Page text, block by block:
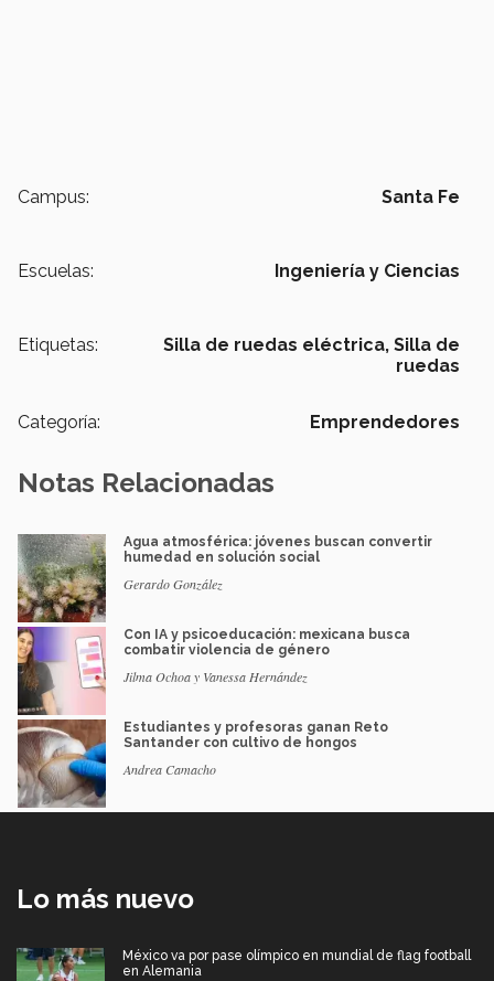
Campus: Santa Fe
Escuelas: Ingeniería y Ciencias
Etiquetas: Silla de ruedas eléctrica, Silla de
ruedas
Categoría: Emprendedores
Notas Relacionadas
Agua atmosférica: jóvenes buscan convertir
humedad en solución social
Gerardo González
Con IA y psicoeducación: mexicana busca
combatir violencia de género
Jilma Ochoa y Vanessa Hernández
Estudiantes y profesoras ganan Reto
Santander con cultivo de hongos
Andrea Camacho
Lo más nuevo
México va por pase olímpico en mundial de flag football
en Alemania